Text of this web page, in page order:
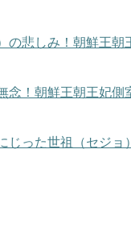
の悲しみ！朝鮮王朝
！朝鮮王朝王妃側
った世祖（セジョ